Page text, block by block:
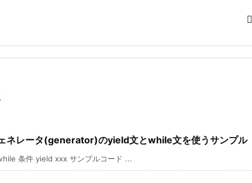

ネレータ(generator)のyield文とwhile文を使うサンプル
条件 yield xxx サンプルコード ...